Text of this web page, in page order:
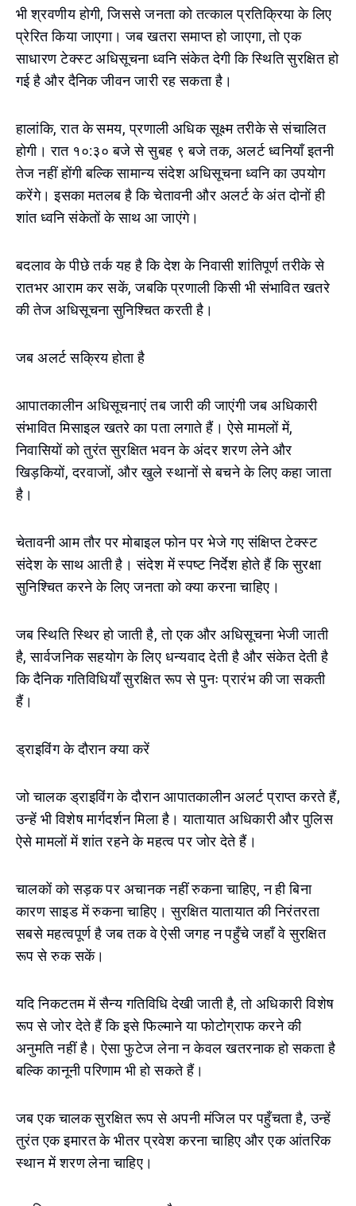
भी श्रवणीय होगी, जिससे जनता को तत्काल प्रतिक्रिया के लिए
प्रेरित किया जाएगा। जब खतरा समाप्त हो जाएगा, तो एक
साधारण टेक्स्ट अधिसूचना ध्वनि संकेत देगी कि स्थिति सुरक्षित हो
गई है और दैनिक जीवन जारी रह सकता है।
हालांकि, रात के समय, प्रणाली अधिक सूक्ष्म तरीके से संचालित
होगी। रात १०:३० बजे से सुबह ९ बजे तक, अलर्ट ध्वनियाँ इतनी
तेज नहीं होंगी बल्कि सामान्य संदेश अधिसूचना ध्वनि का उपयोग
करेंगे। इसका मतलब है कि चेतावनी और अलर्ट के अंत दोनों ही
शांत ध्वनि संकेतों के साथ आ जाएंगे।
बदलाव के पीछे तर्क यह है कि देश के निवासी शांतिपूर्ण तरीके से
रातभर आराम कर सकें, जबकि प्रणाली किसी भी संभावित खतरे
की तेज अधिसूचना सुनिश्चित करती है।
जब अलर्ट सक्रिय होता है
आपातकालीन अधिसूचनाएं तब जारी की जाएंगी जब अधिकारी
संभावित मिसाइल खतरे का पता लगाते हैं। ऐसे मामलों में,
निवासियों को तुरंत सुरक्षित भवन के अंदर शरण लेने और
खिड़कियों, दरवाजों, और खुले स्थानों से बचने के लिए कहा जाता
है।
चेतावनी आम तौर पर मोबाइल फोन पर भेजे गए संक्षिप्त टेक्स्ट
संदेश के साथ आती है। संदेश में स्पष्ट निर्देश होते हैं कि सुरक्षा
सुनिश्चित करने के लिए जनता को क्या करना चाहिए।
जब स्थिति स्थिर हो जाती है, तो एक और अधिसूचना भेजी जाती
है, सार्वजनिक सहयोग के लिए धन्यवाद देती है और संकेत देती है
कि दैनिक गतिविधियाँ सुरक्षित रूप से पुनः प्रारंभ की जा सकती
हैं।
ड्राइविंग के दौरान क्या करें
जो चालक ड्राइविंग के दौरान आपातकालीन अलर्ट प्राप्त करते हैं,
उन्हें भी विशेष मार्गदर्शन मिला है। यातायात अधिकारी और पुलिस
ऐसे मामलों में शांत रहने के महत्व पर जोर देते हैं।
चालकों को सड़क पर अचानक नहीं रुकना चाहिए, न ही बिना
कारण साइड में रुकना चाहिए। सुरक्षित यातायात की निरंतरता
सबसे महत्वपूर्ण है जब तक वे ऐसी जगह न पहुँचे जहाँ वे सुरक्षित
रूप से रुक सकें।
यदि निकटतम में सैन्य गतिविधि देखी जाती है, तो अधिकारी विशेष
रूप से जोर देते हैं कि इसे फिल्माने या फोटोग्राफ करने की
अनुमति नहीं है। ऐसा फुटेज लेना न केवल खतरनाक हो सकता है
बल्कि कानूनी परिणाम भी हो सकते हैं।
जब एक चालक सुरक्षित रूप से अपनी मंजिल पर पहुँचता है, उन्हें
तुरंत एक इमारत के भीतर प्रवेश करना चाहिए और एक आंतरिक
स्थान में शरण लेना चाहिए।